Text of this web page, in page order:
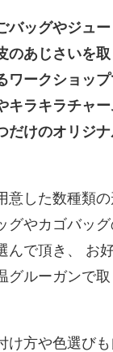
バッグやジュー
のあじさいを
ワークショッ
キラキラチャー
だけのオリジ
意した数種類
グやカゴバッ
んで頂き、 お
グルーガンで
け方や色選び